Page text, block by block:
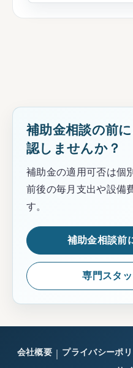
補助金相談の前
認しませんか？
補助金の適用可否は個
前後の毎月支出や設備
す。
補助金相談前
専門スタ
会社概要｜ プライバシーポ